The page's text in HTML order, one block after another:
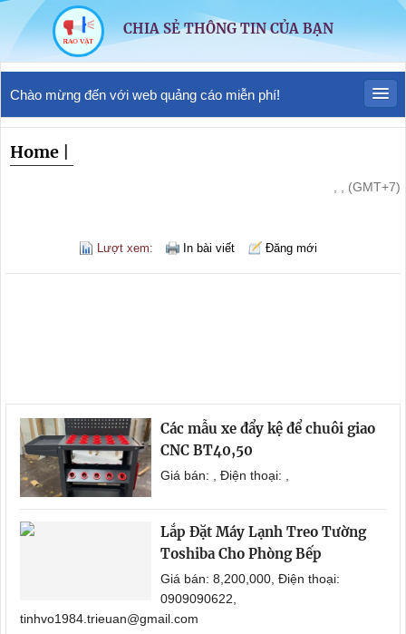
CHIA SẺ THÔNG TIN CỦA BẠN
Chào mừng đến với web quảng cáo miễn phí!
Home
, , (GMT+7)
Lượt xem: In bài viết Đăng mới
Các mẫu xe đẩy kệ để chuôi giao
CNC BT40,50
Giá bán: , Điện thoại: ,
Lắp Đặt Máy Lạnh Treo Tường
Toshiba Cho Phòng Bếp
Giá bán: 8,200,000, Điện thoại:
0909090622,
tinhvo1984.trieuan@gmail.com